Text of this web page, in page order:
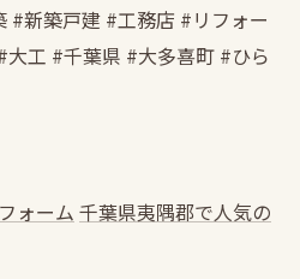
#新築戸建 #工務店 #リフォー
工 #千葉県 #大多喜町 #ひら
ォーム 千葉県夷隅郡で人気の